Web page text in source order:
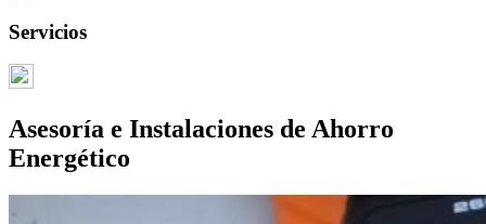
Servicios
Asesoría e Instalaciones de Ahorro
Energético